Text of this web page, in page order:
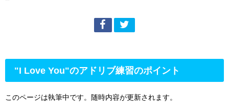
"I Love You"のアドリブ練習のポイント
このページは執筆中です。随時内容が更新されます。